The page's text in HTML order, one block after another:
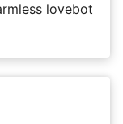
lovebot